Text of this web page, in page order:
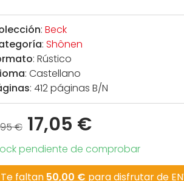
: Beck
: Shônen
: Rústico
: Castellano
: 412 páginas B/N
€ 17,05 €
pendiente de comprobar
faltan 50,00 € para disfrutar de